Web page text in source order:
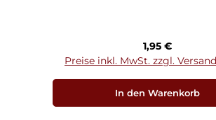
Regulärer Preis:
1,95 €
Preise inkl. MwSt. zzgl.
In den Warenkorb